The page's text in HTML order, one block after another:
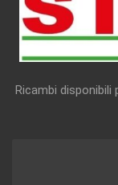
Ricambi disponibili